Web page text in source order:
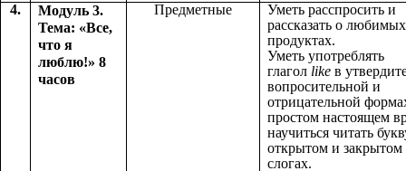
4.
Модуль 3.
Тема: «Все,
что я
люблю!» 8
часов
Предметные
Уметь расспросить и
рассказать о любимых
продуктах.
Уметь употреблять
глагол like в
вопросительной и
отрицательной
простом настоящем
научиться читать
открытом и закрытом
слогах.